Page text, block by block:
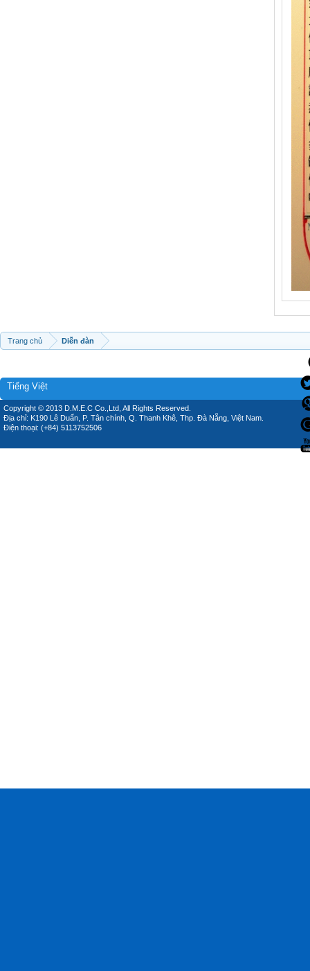
Trang chủ Diễn đàn
Tiếng Việt
Copyright © 2013 D.M.E.C Co.,Ltd, All Rights Reserved.
Địa chỉ: K190 Lê Duẩn, P. Tân chính, Q. Thanh Khê, Thp. Đà Nẵng, Việt Nam.
Điện thoại: (+84) 5113752506